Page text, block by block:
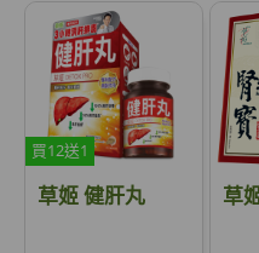
買12送1
草姬 健肝丸 草